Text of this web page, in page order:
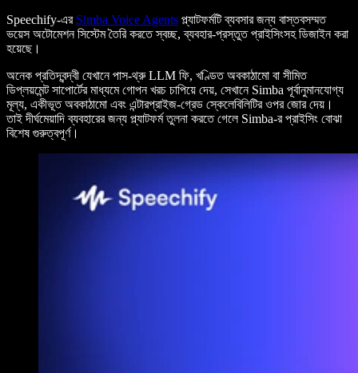
Speechify-এর Simba Voice Agents প্ল্যাটফর্মটি ব্যবসার জন্য বাস্তবসম্মত
ভয়েস অটোমেশন সিস্টেম তৈরি করতে স্বচ্ছ, ব্যবহার-প্রস্তুত প্রাইসিংসহ ডিজাইন করা
হয়েছে।
অনেক প্রতিদ্বন্দ্বী যেখানে পাস-থ্রু LLM ফি, খণ্ডিত অবকাঠামো বা সীমিত
ডিপ্লয়মেন্ট সাপোর্টের মাধ্যমে গোপন খরচ চাপিয়ে দেয়, সেখানে Simba পূর্বানুমানযোগ্য
মূল্য, একীভূত অবকাঠামো এবং এন্টারপ্রাইজ-গ্রেড স্কেলেবিলিটির ওপর জোর দেয়।
তাই দীর্ঘমেয়াদি ব্যবহারের জন্য প্ল্যাটফর্ম তুলনা করতে গেলে Simba-র প্রাইসিং বোঝা
বিশেষ গুরুত্বপূর্ণ।